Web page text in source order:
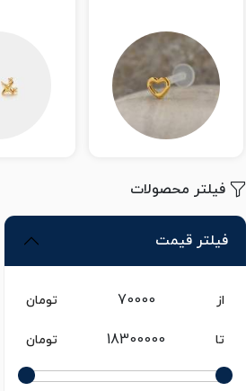
فیلتر محصولات
فیلتر قیمت
از تومان
تا تومان